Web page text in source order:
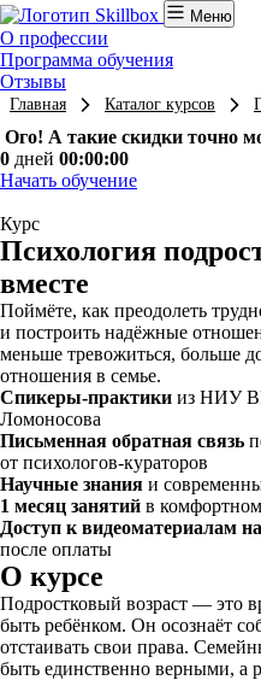
Меню
О профессии
Программа обучения
Отзывы
Главная Каталог курсов
Ого! А такие скидки точно
0 дней 00:00:00
Начать обучение
Курс
Психология
вместе
Поймёте, как преодолеть
и построить надёжные
меньше тревожиться, больше
отношения в семье.
Спикеры-практики из НИУ
Ломоносова
Письменная обратная связь
от психологов-кураторов
Научные знания и
1 месяц занятий в
Доступ к видеоматериалам
после оплаты
О курсе
Подростковый возраст — это
быть ребёнком. Он осознаёт
отстаивать свои права.
быть единственно верными, а